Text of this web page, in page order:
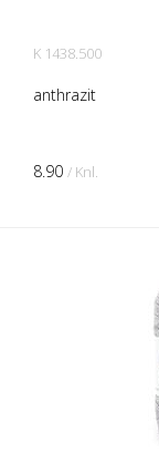
K 1438.500
anthrazit
8.90 / Knl.